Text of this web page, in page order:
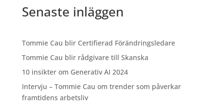
Senaste inläggen
Tommie Cau blir Certifierad Förändringsledare
Tommie Cau blir rådgivare till Skanska
10 insikter om Generativ AI 2024
Intervju – Tommie Cau om trender som påverkar
framtidens arbetsliv